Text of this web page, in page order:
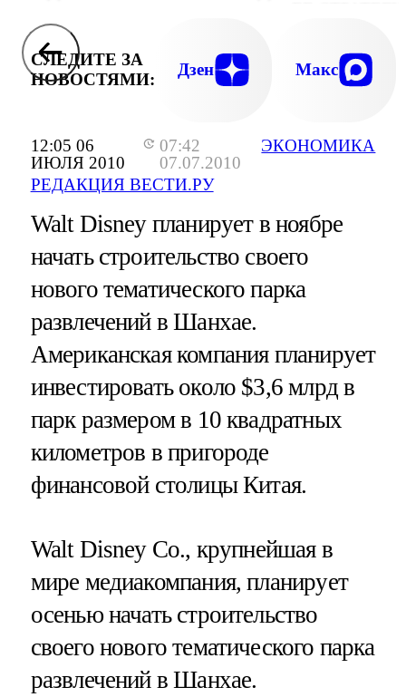
12:05 06
ИЮЛЯ 2010
07:42
07.07.2010
РЕДАКЦИЯ ВЕСТИ.РУ
ЭКОНОМИКА
СЛЕДИТЕ ЗА
НОВОСТЯМИ:
Дзен Макс
Walt Disney планирует в ноябре
начать строительство своего
нового тематического парка
развлечений в Шанхае.
Американская компания планирует
инвестировать около $3,6 млрд в
парк размером в 10 квадратных
километров в пригороде
финансовой столицы Китая.
Walt Disney Co., крупнейшая в
мире медиакомпания, планирует
осенью начать строительство
своего нового тематического парка
развлечений в Шанхае.